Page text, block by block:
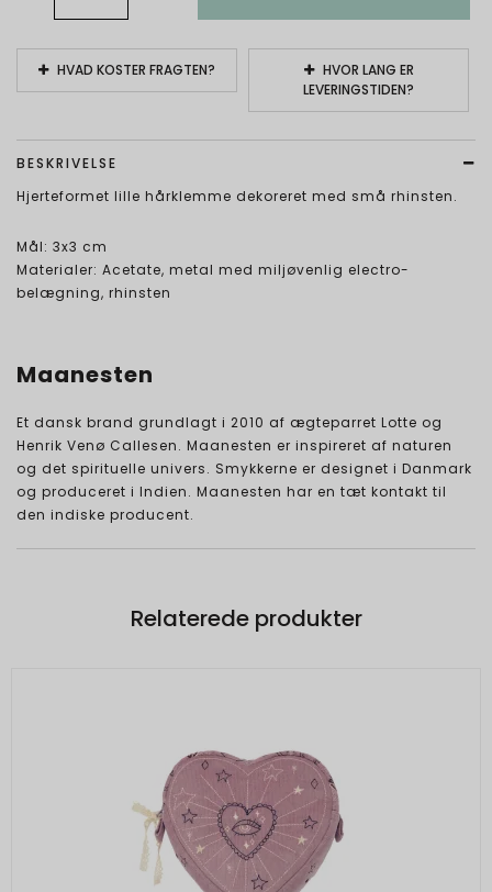
HVAD KOSTER FRAGTEN?
HVOR LANG ER
LEVERINGSTIDEN?
BESKRIVELSE
Hjerteformet lille hårklemme dekoreret med små rhinsten.
Mål: 3x3 cm
Materialer: Acetate, metal med miljøvenlig electro-
belægning, rhinsten
Maanesten
Et dansk brand grundlagt i 2010 af ægteparret Lotte og
Henrik Venø Callesen. Maanesten er inspireret af naturen
og det spirituelle univers. Smykkerne er designet i Danmark
og produceret i Indien. Maanesten har en tæt kontakt til
den indiske producent.
Relaterede produkter